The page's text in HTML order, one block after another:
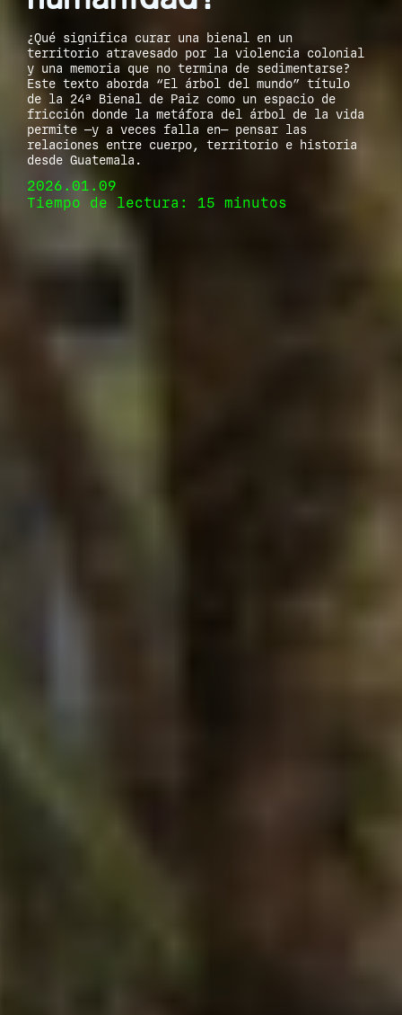
¿Qué significa curar una bienal en un
territorio atravesado por la violencia colonial
y una memoria que no termina de sedimentarse?
Este texto aborda “El árbol del mundo” título
de la 24ª Bienal de Paiz como un espacio de
fricción donde la metáfora del árbol de la vida
permite —y a veces falla en— pensar las
relaciones entre cuerpo, territorio e historia
desde Guatemala.
2026.01.09
Tiempo de lectura: 15 minutos